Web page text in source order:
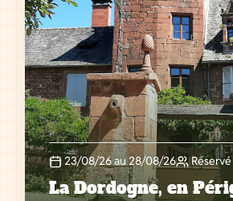
23/08/26 au 28/08/26
La Dordogne, en